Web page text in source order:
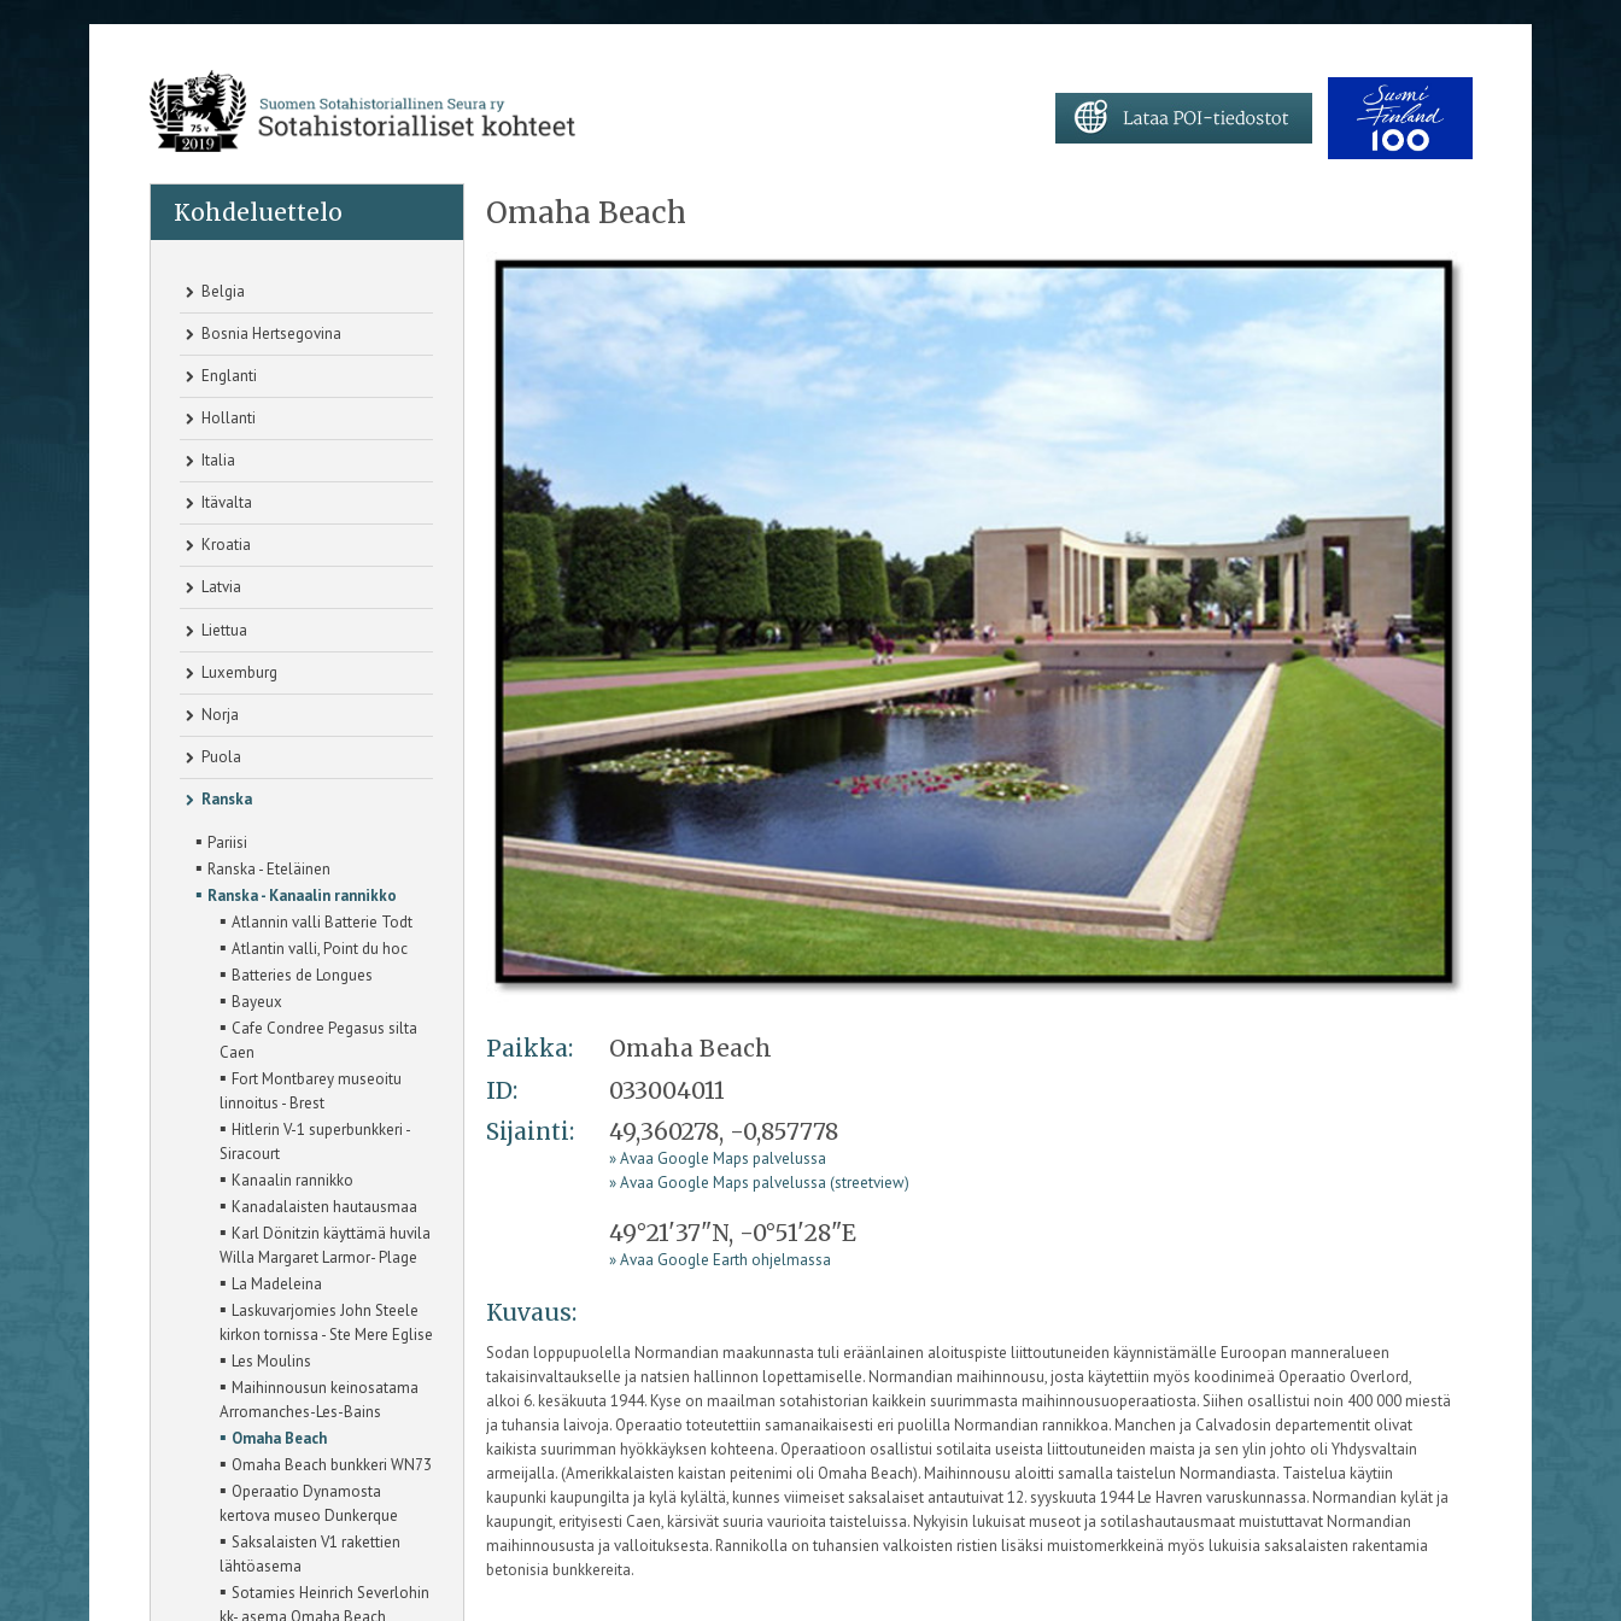
Kohdeluettelo
Belgia
Bosnia Hertsegovina
Englanti
Hollanti
Italia
Itävalta
Kroatia
Latvia
Liettua
Luxemburg
Norja
Puola
Ranska
▪ Pariisi
▪ Ranska - Eteläinen
▪ Ranska - Kanaalin rannikko
▪ Atlannin valli Batterie Todt
▪ Atlantin valli, Point du hoc
▪ Batteries de Longues
▪ Bayeux
▪ Cafe Condree Pegasus silta
Caen
▪ Fort Montbarey museoitu
linnoitus - Brest
▪ Hitlerin V-1 superbunkkeri -
Siracourt
▪ Kanaalin rannikko
▪ Kanadalaisten hautausmaa
▪ Karl Dönitzin käyttämä huvila
Willa Margaret Larmor- Plage
▪ La Madeleina
▪ Laskuvarjomies John Steele
kirkon tornissa - Ste Mere Eglise
▪ Les Moulins
▪ Maihinnousun keinosatama
Arromanches-Les-Bains
▪ Omaha Beach
▪ Omaha Beach bunkkeri WN73
▪ Operaatio Dynamosta
kertova museo Dunkerque
▪ Saksalaisten V1 rakettien
lähtöasema
▪ Sotamies Heinrich Severlohin
Omaha Beach
Paikka:
Omaha Beach
ID:
033004011
Sijainti:
49,360278, -0,857778
» Avaa Google Maps palvelussa
» Avaa Google Maps palvelussa (streetview)
49°21'37"N, -0°51'28"E
» Avaa Google Earth ohjelmassa
Kuvaus:
Sodan loppupuolella Normandian maakunnasta tuli eräänlainen aloituspiste liittoutuneiden käynnistämälle Euroopan manneralueen
takaisinvaltaukselle ja natsien hallinnon lopettamiselle. Normandian maihinnousu, josta käytettiin myös koodinimeä Operaatio Overlord,
alkoi 6. kesäkuuta 1944. Kyse on maailman sotahistorian kaikkein suurimmasta maihinnousuoperaatiosta. Siihen osallistui noin 400 000 miestä
ja tuhansia laivoja. Operaatio toteutettiin samanaikaisesti eri puolilla Normandian rannikkoa. Manchen ja Calvadosin departementit olivat
kaikista suurimman hyökkäyksen kohteena. Operaatioon osallistui sotilaita useista liittoutuneiden maista ja sen ylin johto oli Yhdysvaltain
armeijalla. (Amerikkalaisten kaistan peitenimi oli Omaha Beach). Maihinnousu aloitti samalla taistelun Normandiasta. Taistelua käytiin
kaupunki kaupungilta ja kylä kylältä, kunnes viimeiset saksalaiset antautuivat 12. syyskuuta 1944 Le Havren varuskunnassa. Normandian kylät ja
kaupungit, erityisesti Caen, kärsivät suuria vaurioita taisteluissa. Nykyisin lukuisat museot ja sotilashautausmaat muistuttavat Normandian
maihinnoususta ja valloituksesta. Rannikolla on tuhansien valkoisten ristien lisäksi muistomerkkeinä myös lukuisia saksalaisten rakentamia
betonisia bunkkereita.